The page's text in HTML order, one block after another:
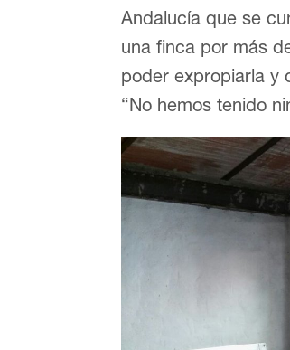
Andalucía que se
una finca por más
poder expropiarla y
“No hemos tenido